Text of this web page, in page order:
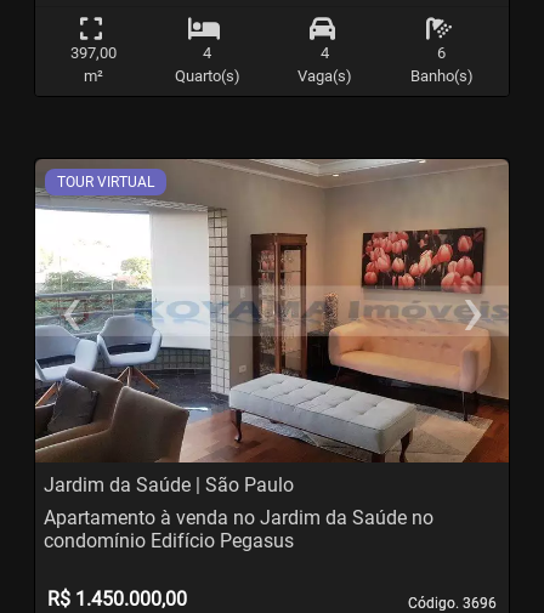
397,00
m²
4
Quarto(s)
4
Vaga(s)
6
Banho(s)
TOUR VIRTUAL
‹
Previous
›
Jardim da Saúde | São Paulo
Código. 3696
Código. 3696
Apartamento à venda no Jardim da Saúde no
condomínio Edifício Pegasus
R$ 1.450.000,00